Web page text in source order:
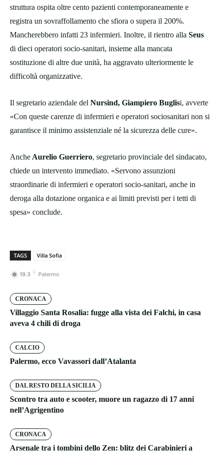
struttura ospita oltre cento pazienti contemporaneamente e
registra un sovraffollamento che sfiora o supera il 200%.
Mancherebbero infatti 23 infermieri. Inoltre, il rientro alla Seus
di dieci operatori socio-sanitari, insieme alla mancata
sostituzione di altre due unità, ha aggravato ulteriormente le
difficoltà organizzative.
Il segretario aziendale del Nursind, Giampiero Buglisi, avverte
«Con queste carenze di infermieri e operatori sociosanitari non si
garantisce il minimo assistenziale né la sicurezza delle cure».
Anche Aurelio Guerriero, segretario provinciale del sindacato,
chiede un intervento immediato. «Servono assunzioni
straordinarie di infermieri e operatori socio-sanitari, anche in
deroga alla dotazione organica e ai limiti previsti per i tetti di
spesa» conclude.
TAGS Villa Sofia
19.3 C Palermo
CRONACA
Villaggio Santa Rosalia: fugge alla vista dei Falchi, in casa
aveva 4 chili di droga
CALCIO
Palermo, ecco Vavassori dall’Atalanta
DAL RESTO DELLA SICILIA
Scontro tra auto e scooter, muore un ragazzo di 17 anni
nell’Agrigentino
CRONACA
Arsenale tra i tombini dello Zen: blitz dei Carabinieri a